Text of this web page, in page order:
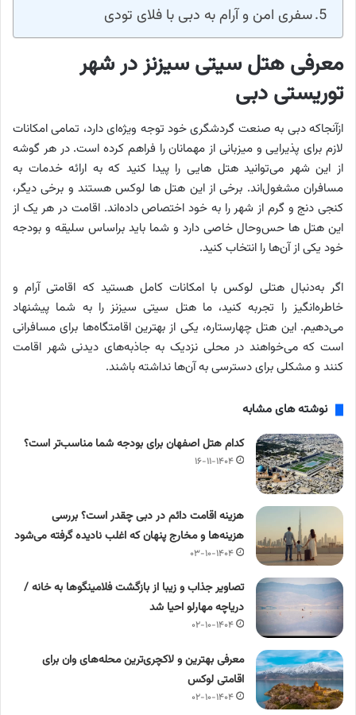
سفری امن و آرام به دبی با فلای تودی
معرفی هتل سیتی سیزنز در شهر
توریستی دبی
ازآنجاکه دبی به صنعت گردشگری خود توجه ویژه‌ای دارد، تمامی امکانات
لازم برای پذیرایی و میزبانی از مهمانان را فراهم کرده است. در هر گوشه
از این شهر می‌توانید هتل هایی را پیدا کنید که به ارائه خدمات به
مسافران مشغول‌اند. برخی از این هتل ها لوکس هستند و برخی دیگر،
کنجی دنج و گرم از شهر را به خود اختصاص داده‌اند. اقامت در هر یک از
این هتل ها حس‌وحال خاصی دارد و شما باید براساس سلیقه و بودجه
خود یکی از آن‌ها را انتخاب کنید.
اگر به‌دنبال هتلی لوکس با امکانات کامل هستید که اقامتی آرام و
خاطره‌انگیز را تجربه کنید، ما هتل سیتی سیزنز را به شما پیشنهاد
می‌دهیم. این هتل چهارستاره، یکی از بهترین اقامتگاه‌ها برای مسافرانی
است که می‌خواهند در محلی نزدیک به جاذبه‌های دیدنی شهر اقامت
کنند و مشکلی برای دسترسی به آن‌ها نداشته باشند.
نوشته های مشابه
کدام هتل اصفهان برای بودجه شما مناسب‌تر است؟
۱۶-۱۱-۱۴۰۴
هزینه اقامت دائم در دبی چقدر است؟ بررسی
هزینه‌ها و مخارج پنهان که اغلب نادیده گرفته می‌شود
۰۳-۱۰-۱۴۰۴
تصاویر جذاب و زیبا از بازگشت فلامینگوها به خانه /
دریاچه مهارلو احیا شد
۰۲-۱۰-۱۴۰۴
معرفی بهترین و لاکچری‌ترین محله‌های وان برای
اقامتی لوکس
۰۲-۱۰-۱۴۰۴